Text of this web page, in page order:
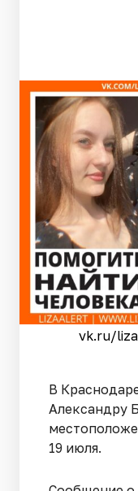
vk.ru/
В
Александру
19 июля.